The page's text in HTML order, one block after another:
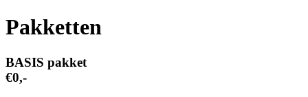
Pakketten
BASIS pakket
€0,-